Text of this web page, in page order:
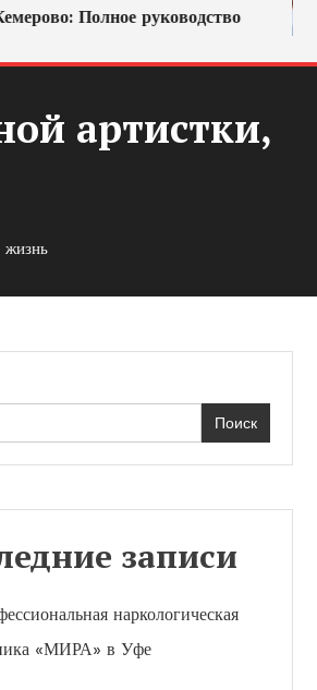
Полное руководство
артистки,
жизнь
Поиск
записи
наркологическая
«МИРА» в Уфе